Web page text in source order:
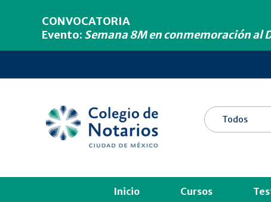
CONVOCATORIA
Evento: Semana 8M en conmemoración al
Inicio Cursos